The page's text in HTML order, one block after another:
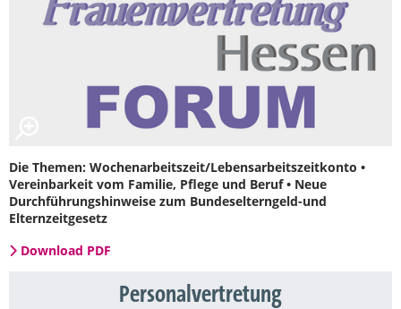
Die Themen: Wochenarbeitszeit/Lebensarbeitszeitkonto •
Vereinbarkeit vom Familie, Pflege und Beruf • Neue
Durchführungshinweise zum Bundeselterngeld-und
Elternzeitgesetz
Download PDF
Personalvertretung